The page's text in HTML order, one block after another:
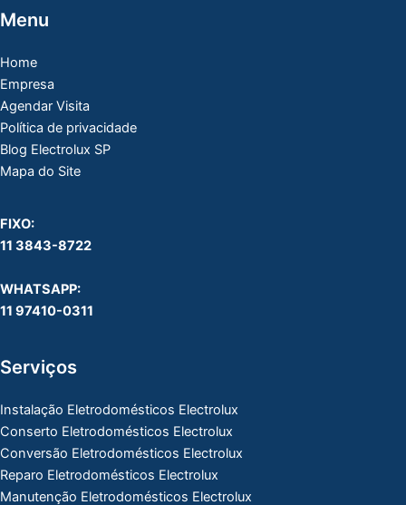
Menu
Home
Empresa
Agendar Visita
Política de privacidade
Blog Electrolux SP
Mapa do Site
FIXO:
11 3843-8722
WHATSAPP:
11 97410-0311
Serviços
Instalação Eletrodomésticos Electrolux
Conserto Eletrodomésticos Electrolux
Conversão Eletrodomésticos Electrolux
Reparo Eletrodomésticos Electrolux
Manutenção Eletrodomésticos Electrolux